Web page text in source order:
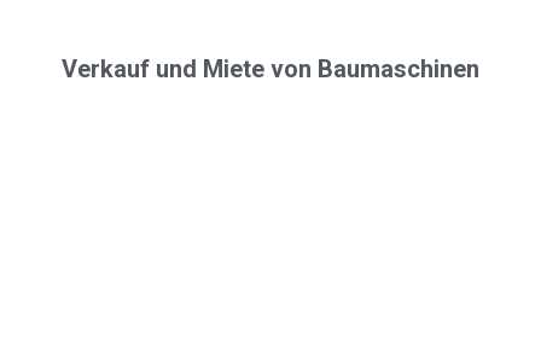
Verkauf und Miete von Baumaschinen